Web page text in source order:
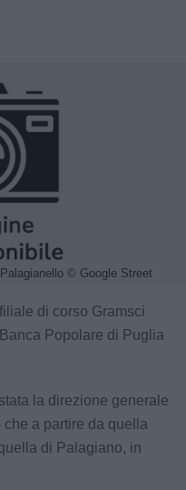
© Google Street
di corso Gramsci
Popolare di Puglia
la direzione generale
a partire da quella
di Palagiano, in